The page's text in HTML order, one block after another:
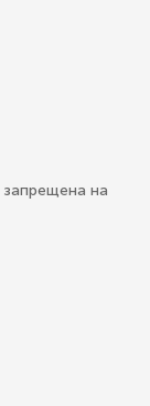
на